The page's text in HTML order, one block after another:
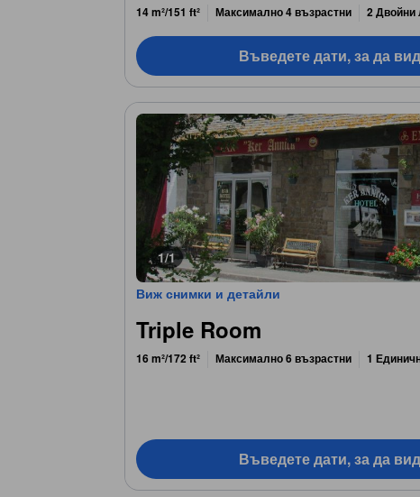
14 m²/151 ft² Максимално 4 възрастни 2 Двойни
Въведете дати, за да
1/1
Виж снимки и детайли
Triple Room
16 m²/172 ft² Максимално 6 възрастни 1
Въведете дати, за да